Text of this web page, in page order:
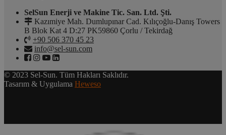
SelSun Enerji ve Makine Tic. San. Ltd. Şti.
Kazımiye Mah. Dumlupınar Cad. Kılıçoğlu-Danış Towers
B Blok Kat 4 D:27 PK59860 Çorlu / Tekirdağ
+90 506 370 45 23
info@sel-sun.com
© 2023 Sel-Sun. Tüm Hakları Saklıdır.
Tasarım & Uygulama Heweso